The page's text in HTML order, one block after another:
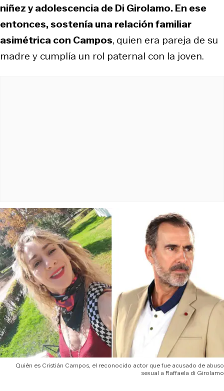
niñez y adolescencia de Di Girolamo. En ese
entonces, sostenía una relación familiar
asimétrica con Campos, quien era pareja de su
madre y cumplía un rol paternal con la joven.
Quién es Cristián Campos, el reconocido actor que fue acusado de abuso
sexual a Raffaela di Girolamo